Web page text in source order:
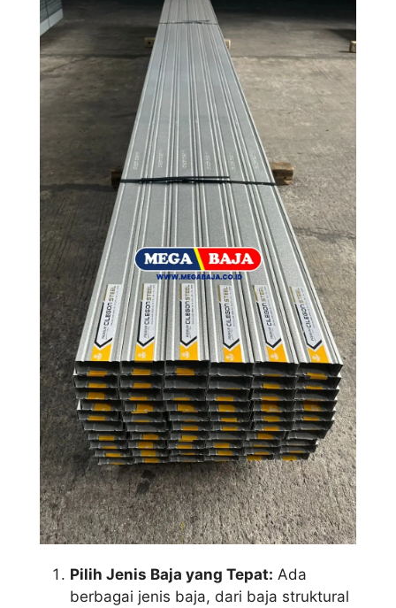
Pilih Jenis Baja yang Tepat: Ada
berbagai jenis baja, dari baja struktural